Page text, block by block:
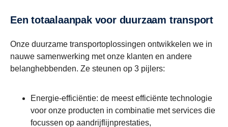
Een totaalaanpak voor duurzaam transport
Onze duurzame transportoplossingen ontwikkelen we in
nauwe samenwerking met onze klanten en andere
belanghebbenden. Ze steunen op 3 pijlers:
Energie-efficiëntie: de meest efficiënte technologie
voor onze producten in combinatie met services die
focussen op aandrijflijnprestaties,